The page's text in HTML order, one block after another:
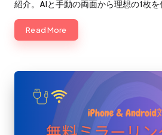
紹介。AIと手動の両面から理想の1枚を
Read More